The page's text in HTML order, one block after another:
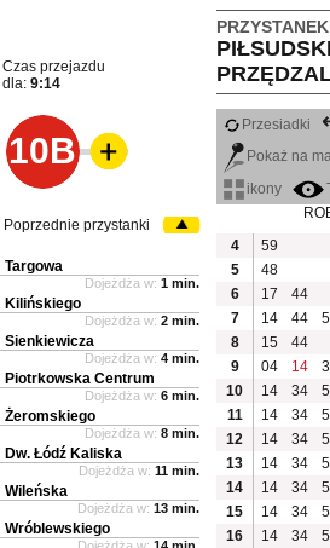
Czas przejazdu
dla: 9:14
10B
Przesiadki
Pokaż na
ikony
4
59
5
48
6
17
44
7
14 44
8
15
44
9
04 14
10
14 34
11
14 34
12
14 34
13
14 34
14
14 34
15
14 34
16
14 34
Poprzednie przystanki
Targowa
Dojeżdża w: 1 min.
Kilińskiego
Dojeżdża w: 2 min.
Sienkiewicza
Dojeżdża w: 4 min.
Piotrkowska Centrum
Dojeżdża w: 6 min.
Żeromskiego
Dojeżdża w: 8 min.
Dw. Łódź Kaliska
Dojeżdża w: 11 min.
Wileńska
Dojeżdża w: 13 min.
Wróblewskiego